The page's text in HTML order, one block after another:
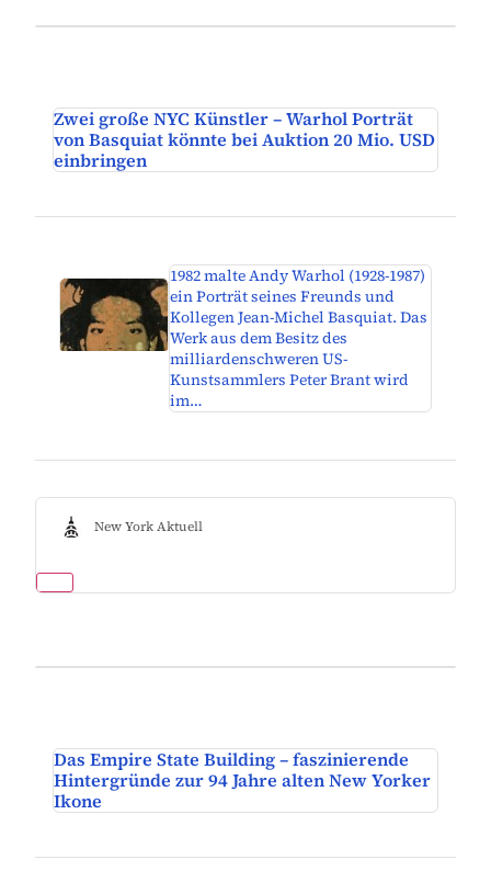
Zwei große NYC Künstler – Warhol Porträt
von Basquiat könnte bei Auktion 20 Mio. USD
einbringen
1982 malte Andy Warhol (1928-1987)
ein Porträt seines Freunds und
Kollegen Jean-Michel Basquiat. Das
Werk aus dem Besitz des
milliardenschweren US-
Kunstsammlers Peter Brant wird
im…
New York Aktuell
Das Empire State Building – faszinierende
Hintergründe zur 94 Jahre alten New Yorker
Ikone